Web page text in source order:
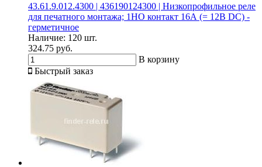
43.61.9.012.4300 | 436190124300 | Низкопрофильное реле
для печатного монтажа; 1НО контакт 16А (= 12В DC) -
герметичное
Наличие: 120 шт.
324.75 руб.
В корзину
Быстрый заказ